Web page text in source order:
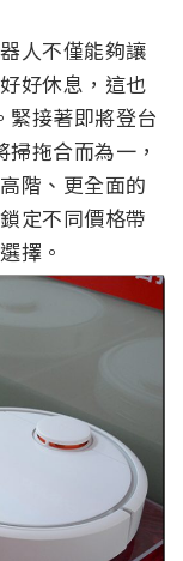
人不僅能夠讓
好休息，這也
緊接著即將登台
拖合而為一，
階、更全面的
定不同價格帶
擇。